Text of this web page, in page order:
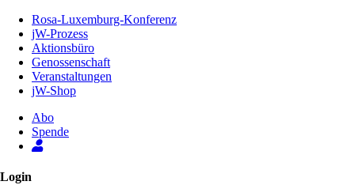
Inhalt
Seite
Rosa-Luxemburg-Konferenz
jW-Prozess
Aktionsbüro
Genossenschaft
Veranstaltungen
jW-Shop
Abo
Spende
Login